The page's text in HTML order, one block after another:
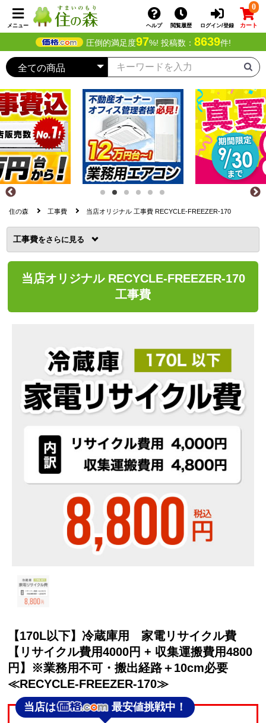
メニュー ヘルプ 閲覧履歴 ログイン/登録
0
カート
圧倒的満足度97%! 投稿数： 8639件!
住の森 工事費 当店オリジナル 工事費 RECYCLE-FREEZER-170
工事費を
当店オリジナル RECYCLE-FREEZER-170
工事費
【170L以下】冷蔵庫用 家電リサイクル費
【リサイクル費用4000円 + 収集運搬費用4800
円】※業務用不可・搬出経路＋10cm必要
≪RECYCLE-FREEZER-170≫
当店は 最安値挑戦中！